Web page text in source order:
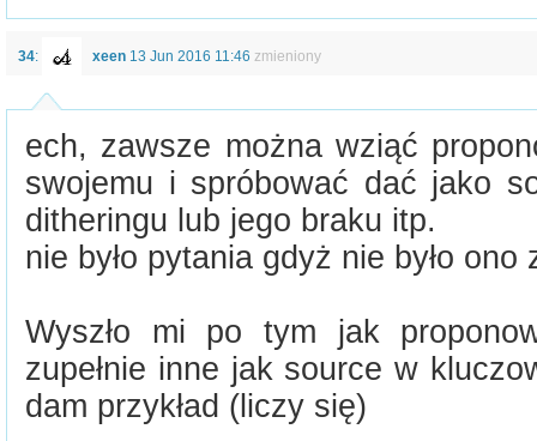
34: xeen 13 Jun 2016 11:46 zmieniony
ech, zawsze można wziąć
swojemu i spróbować dać jako
ditheringu lub jego braku itp.
nie było pytania gdyż nie było
Wyszło mi po tym jak
zupełnie inne jak source w
dam przykład (liczy się)